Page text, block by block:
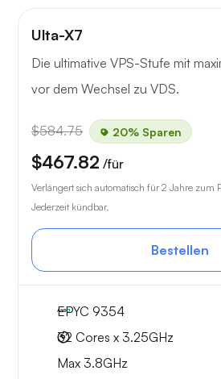
Ulta-X7
Die ultimative VPS-Stufe mit
vor dem Wechsel zu VDS.
$584.75 20% Sparen
$467.82 /für
Verlängert sich automatisch für 2 Jahre zum
Jederzeit kündbar.
Bestellen
EPYC 9354
32 Cores x 3.25GHz
Max 3.8GHz